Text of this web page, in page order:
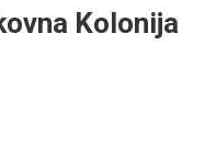
Kolonija